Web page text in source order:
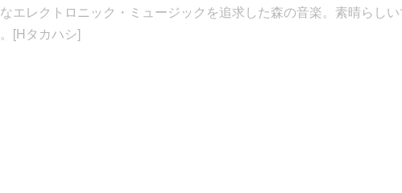
エレクトロニック・ミュージックを追求した森の音楽。素晴らし
[Hタカハシ]